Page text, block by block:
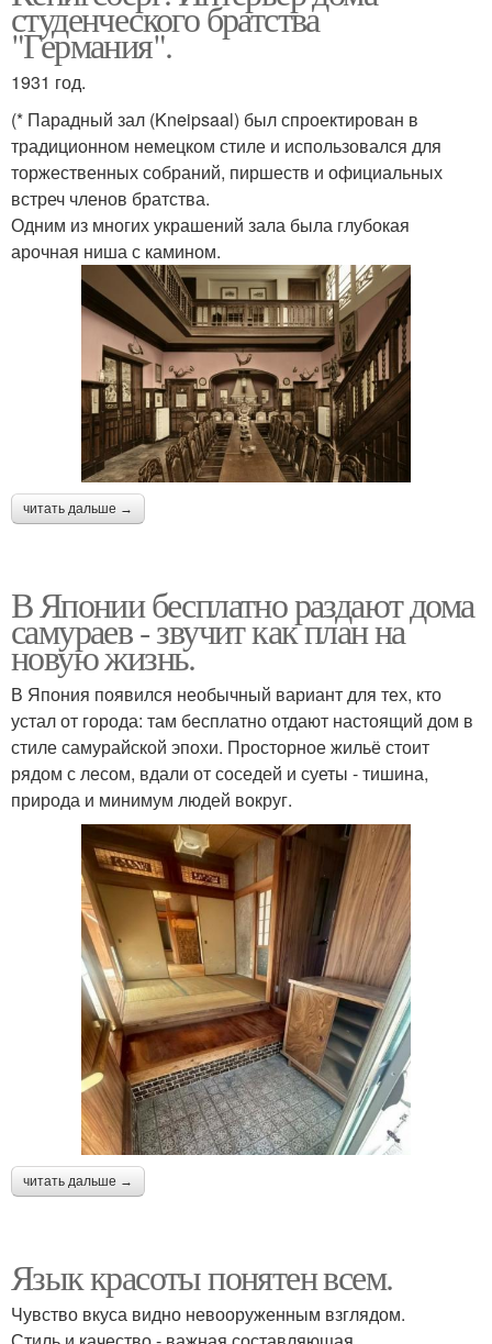
студенческого братства
"Германия".
1931 год.
(* Парадный зал (Kneipsaal) был спроектирован в
традиционном немецком стиле и использовался для
торжественных собраний, пиршеств и официальных
встреч членов братства.
Одним из многих украшений зала была глубокая
арочная ниша с камином.
читать дальше →
В Японии бесплатно раздают дома
самураев - звучит как план на
новую жизнь.
В Япония появился необычный вариант для тех, кто
устал от города: там бесплатно отдают настоящий дом в
стиле самурайской эпохи. Просторное жильё стоит
рядом с лесом, вдали от соседей и суеты - тишина,
природа и минимум людей вокруг.
читать дальше →
Язык красоты понятен всем.
Чувство вкуса видно невооруженным взглядом.